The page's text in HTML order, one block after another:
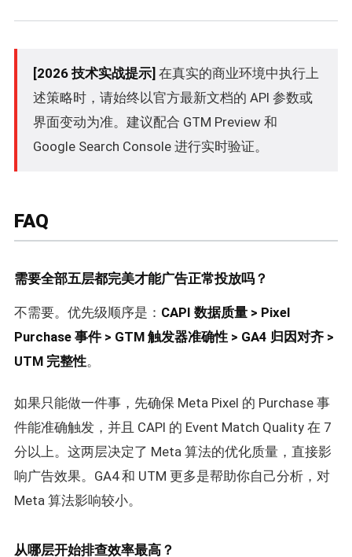
[2026 技术实战提示] 在真实的商业环境中执行上
述策略时，请始终以官方最新文档的 API 参数或
界面变动为准。建议配合 GTM Preview 和
Google Search Console 进行实时验证。
FAQ
需要全部五层都完美才能广告正常投放吗？
不需要。优先级顺序是： CAPI 数据质量 > Pixel
Purchase 事件 > GTM 触发器准确性 > GA4 归因对齐 >
UTM 完整性。
如果只能做一件事，先确保 Meta Pixel 的 Purchase 事
件能准确触发，并且 CAPI 的 Event Match Quality 在 7
分以上。这两层决定了 Meta 算法的优化质量，直接影
响广告效果。GA4 和 UTM 更多是帮助你自己分析，对
Meta 算法影响较小。
从哪层开始排查效率最高？